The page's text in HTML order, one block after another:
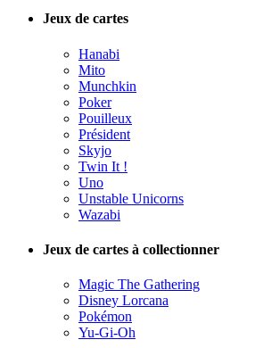
Jeux de cartes
Hanabi
Mito
Munchkin
Poker
Pouilleux
Président
Skyjo
Twin It !
Uno
Unstable Unicorns
Wazabi
Jeux de cartes à collectionner
Magic The Gathering
Disney Lorcana
Pokémon
Yu-Gi-Oh